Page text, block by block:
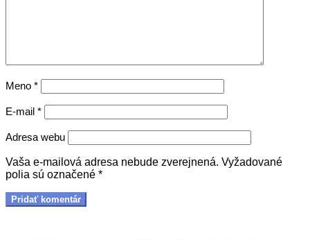
Meno *
E-mail *
Adresa webu
Vaša e-mailová adresa nebude zverejnená. Vyžadované
polia sú označené *